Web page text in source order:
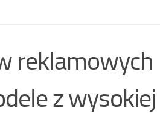
reklamowych
z wysokiej